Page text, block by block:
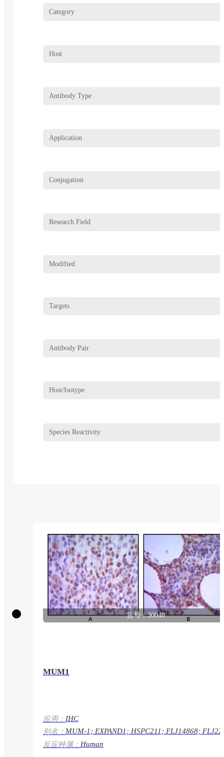
Category
Host
Antibody Type
Application
Conjugation
Research Field
Modified
Targets
Antibody Pair
Host/Isotype
Species Reactivity
货号：30048
MUM1
应用： IHC
别名： MUM-1; EXPAND1; HSPC211; FLJ14868;
MGC131891; MGC163315; MUM1
反应种属： Human